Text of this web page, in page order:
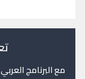
مع البرنامج العربي